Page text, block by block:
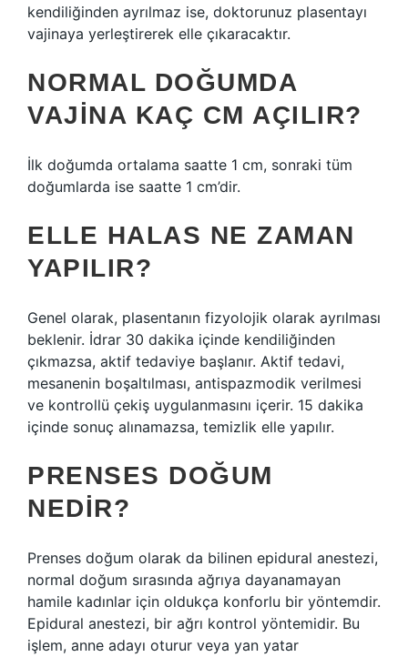
kendiliğinden ayrılmaz ise, doktorunuz plasentayı
vajinaya yerleştirerek elle çıkaracaktır.
NORMAL DOĞUMDA
VAJINA KAÇ CM AÇILIR?
İlk doğumda ortalama saatte 1 cm, sonraki tüm
doğumlarda ise saatte 1 cm’dir.
ELLE HALAS NE ZAMAN
YAPILIR?
Genel olarak, plasentanın fizyolojik olarak ayrılması
beklenir. İdrar 30 dakika içinde kendiliğinden
çıkmazsa, aktif tedaviye başlanır. Aktif tedavi,
mesanenin boşaltılması, antispazmodik verilmesi
ve kontrollü çekiş uygulanmasını içerir. 15 dakika
içinde sonuç alınamazsa, temizlik elle yapılır.
PRENSES DOĞUM
NEDIR?
Prenses doğum olarak da bilinen epidural anestezi,
normal doğum sırasında ağrıya dayanamayan
hamile kadınlar için oldukça konforlu bir yöntemdir.
Epidural anestezi, bir ağrı kontrol yöntemidir. Bu
işlem, anne adayı oturur veya yan yatar